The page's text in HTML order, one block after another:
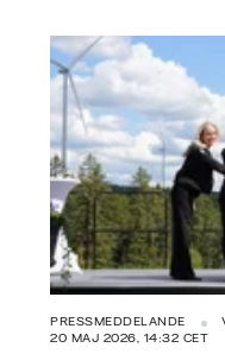
PRESSMEDDELANDE
20 MAJ 2026, 14:32 CET